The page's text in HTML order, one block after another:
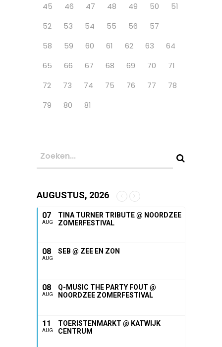
45
46 47 48 49 50
51
52
53 54 55 56
57
58
59 60 61 62 63
64
65
66 67 68 69 70
71
72
73 74 75 76 77
78
79
80 81
AUGUSTUS, 2026
07
AUG
TINA TURNER TRIBUTE @ NOORDZEE
ZOMERFESTIVAL
08
AUG
SEB @ ZEE EN ZON
08
AUG
Q-MUSIC THE PARTY FOUT @
NOORDZEE ZOMERFESTIVAL
11
AUG
TOERISTENMARKT @ KATWIJK
CENTRUM